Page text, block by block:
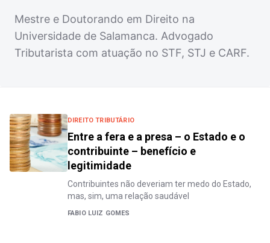
Mestre e Doutorando em Direito na
Universidade de Salamanca. Advogado
Tributarista com atuação no STF, STJ e CARF.
DIREITO TRIBUTÁRIO
Entre a fera e a presa – o Estado e o
contribuinte – benefício e
legitimidade
Contribuintes não deveriam ter medo do Estado,
mas, sim, uma relação saudável
FABIO LUIZ GOMES